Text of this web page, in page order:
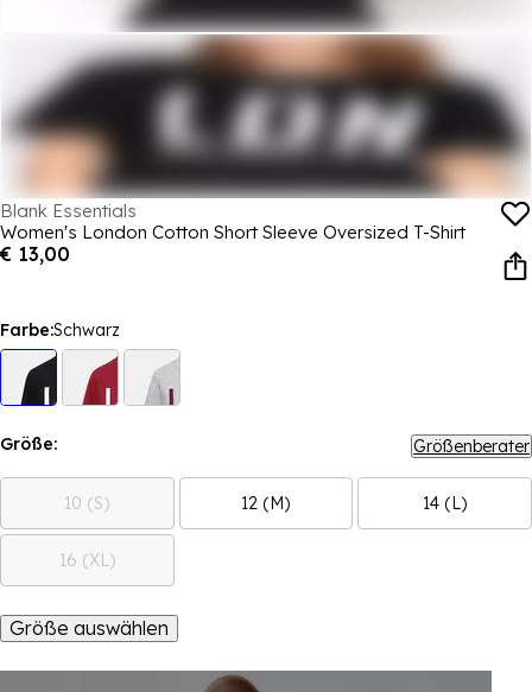
Blank Essentials
Women's London Cotton Short Sleeve Oversized T-Shirt
€ 13,00
Farbe:Schwarz
Größe: Größenberater
10 (S) 12 (M) 14 (L)
16 (XL)
Größe auswählen